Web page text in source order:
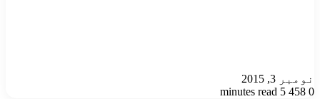
نومبر 3, 2015
0
5 minutes read